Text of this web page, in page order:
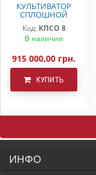
КУЛЬТИВАТОР
СПЛОШНОЙ
ОБРАБОТКИ
КПСО-8 ДЕМЕТРА
Код: КПСО 8
В наличии
915 000,00 грн.
КУПИТЬ
ИНФО